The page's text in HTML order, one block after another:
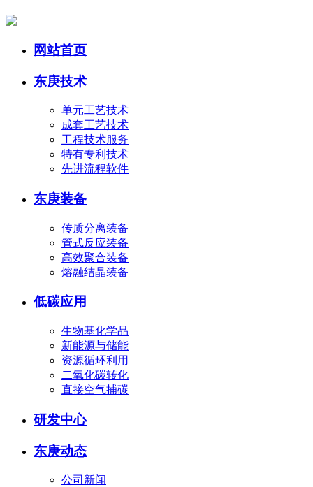
网站首页
东庚技术
单元工艺技术
成套工艺技术
工程技术服务
特有专利技术
先进流程软件
东庚装备
传质分离装备
管式反应装备
高效聚合装备
熔融结晶装备
低碳应用
生物基化学品
新能源与储能
资源循环利用
二氧化碳转化
直接空气捕碳
研发中心
东庚动态
公司新闻